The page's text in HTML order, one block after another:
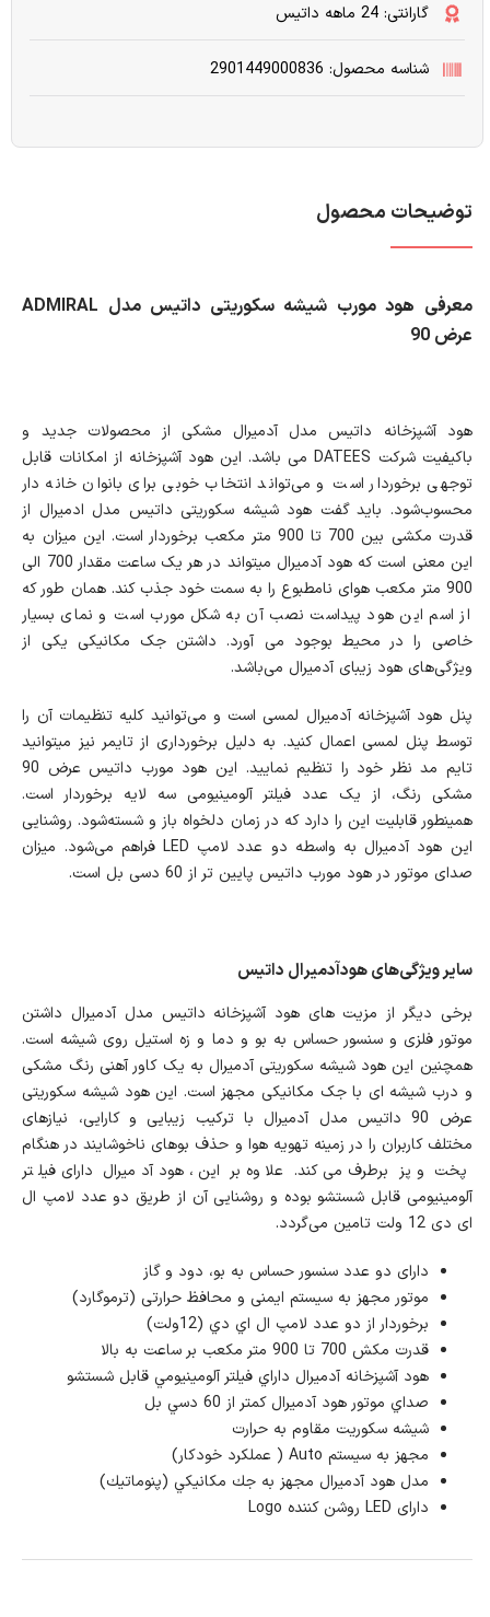
گارانتی: 24 ماهه داتیس
شناسه محصول: 2901449000836
توضیحات محصول
معرفی هود مورب شیشه سکوریتی داتیس مدل ADMIRAL
عرض 90
هود آشپزخانه داتیس مدل آدمیرال مشکی از محصولات جدید و
باکیفیت شرکت DATEES می باشد. این هود آشپزخانه از امکانات قابل
توجهی برخوردار است و می‌تواند انتخاب خوبی برای بانوان خانه دار
محسوب‌شود. باید گفت هود شیشه سکوریتی داتیس مدل ادمیرال از
قدرت مکشی بین 700 تا 900 متر مکعب برخوردار است. این میزان به
این معنی است که هود آدمیرال می‎تواند در هر یک ساعت مقدار 700 الی
900 متر مکعب هوای نامطبوع را به سمت خود جذب کند. همان طور که
از اسم این هود پیداست نصب آن به شکل مورب است و نمای بسیار
خاصی را در محیط بوجود می آورد. داشتن جک مکانیکی یکی از
ویژگی‌های هود زیبای آدمیرال می‌باشد.
پنل هود آشپزخانه آدمیرال لمسی است و می‌توانید کلیه تنظیمات آن را
توسط پنل لمسی اعمال کنید. به دلیل برخورداری از تایمر نیز می‎توانید
تایم مد نظر خود را تنظیم نمایید. این هود مورب داتیس عرض 90
مشکی رنگ، از یک عدد فیلتر آلومینیومی سه لایه برخوردار است.
همینطور قابلیت این را دارد که در زمان دلخواه باز و شسته‌شود. روشنایی
این هود آدمیرال به واسطه دو عدد لامپ LED فراهم می‌شود. میزان
صدای موتور در هود مورب داتیس پایین تر از 60 دسی بل است.
سایر ویژگی‌های هودآدمیرال داتیس
برخی دیگر از مزیت های هود آشپزخانه داتیس مدل آدمیرال داشتن
موتور فلزی و سنسور حساس به بو و دما و زه استیل روی شیشه است.
همچنین این هود شیشه سکوریتی آدمیرال به یک کاور آهنی رنگ مشکی
و درب شیشه ای با جک مکانیکی مجهز است. این هود شیشه سکوریتی
عرض 90 داتیس مدل آدمیرال با ترکیب زیبایی و کارایی، نیازهای
مختلف کاربران را در زمینه تهویه هوا و حذف بوهای ناخوشایند در هنگام
پخت و پز برطرف می‌کند. علاوه بر این، هود آدمیرال دارای فیلتر
آلومینیومی قابل شستشو بوده و روشنایی آن از طریق دو عدد لامپ ال
ای دی 12 ولت تامین می‌گردد.
دارای دو عدد سنسور حساس به بو، دود و گاز
موتور مجهز به سیستم ایمنی و محافظ حرارتی (ترموگارد)
برخوردار از دو عدد لامپ ال اي دي (12ولت)
قدرت مكش 700 تا 900 متر مكعب بر ساعت به بالا
هود آشپزخانه آدمیرال داراي فيلتر آلومينيومي قابل شستشو
صداي موتور هود آدمیرال كمتر از 60 دسي بل
شیشه سکوریت مقاوم به حرارت
مجهز به سیستم Auto ( عملکرد خودکار)
مدل هود آدمیرال مجهز به جك مكانيكي (پنوماتيك)
دارای LED روشن كننده Logo